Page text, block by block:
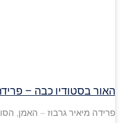
האור בסטודיו כבה –
פרידה מיאיר גרבוז – האמן,